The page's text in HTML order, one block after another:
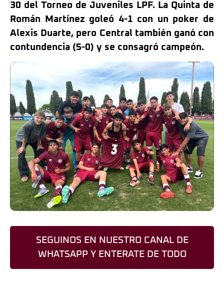
30 del Torneo de Juveniles LPF. La Quinta de
Román Martínez goleó 4-1 con un poker de
Alexis Duarte, pero Central también ganó con
contundencia (5-0) y se consagró campeón.
SEGUINOS EN NUESTRO CANAL DE
WHATSAPP Y ENTERATE DE TODO